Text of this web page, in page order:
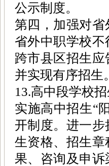
公示制度。
第四，加强对
省外中职学校
跨市县区招生
并实现有序招生。
13.高中段学校
实施高中招生“
开制度。进一
生资格、招生
果、咨询及申